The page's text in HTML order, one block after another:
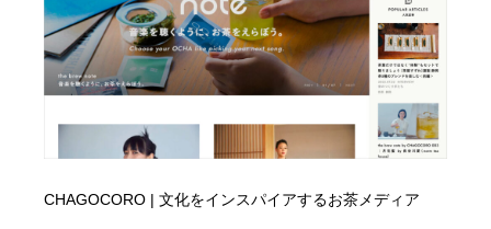
CHAGOCORO | 文化をインスパイアするお茶メディア